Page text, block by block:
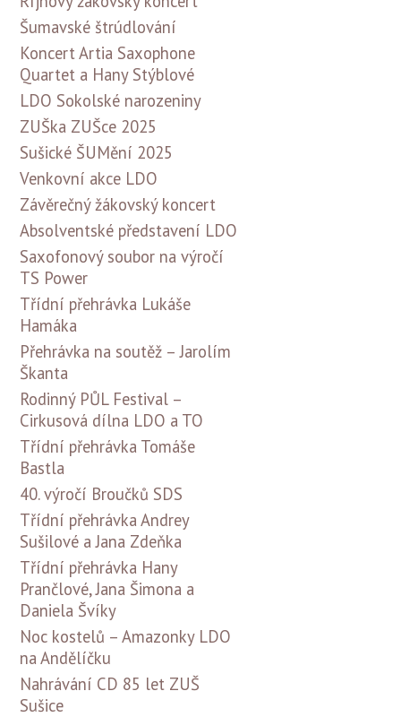
Šumavské štrúdlování
Koncert Artia Saxophone
Quartet a Hany Stýblové
LDO Sokolské narozeniny
ZUŠka ZUŠce 2025
Sušické ŠUMění 2025
Venkovní akce LDO
Závěrečný žákovský koncert
Absolventské představení LDO
Saxofonový soubor na výročí
TS Power
Třídní přehrávka Lukáše
Hamáka
Přehrávka na soutěž – Jarolím
Škanta
Rodinný PŮL Festival –
Cirkusová dílna LDO a TO
Třídní přehrávka Tomáše
Bastla
40. výročí Broučků SDS
Třídní přehrávka Andrey
Sušilové a Jana Zdeňka
Třídní přehrávka Hany
Prančlové, Jana Šimona a
Daniela Švíky
Noc kostelů – Amazonky LDO
na Andělíčku
Nahrávání CD 85 let ZUŠ
Sušice